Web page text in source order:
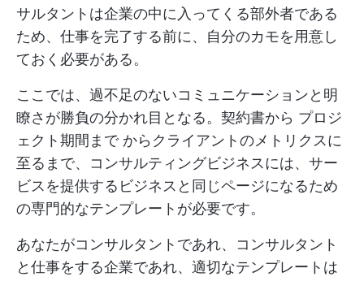
サルタントは企業の中に入ってくる部外者である
ため、仕事を完了する前に、自分のカモを用意し
ておく必要がある。
ここでは、過不足のないコミュニケーションと明
瞭さが勝負の分かれ目となる。契約書から プロジ
ェクト期間までからクライアントのメトリクスに
至るまで、コンサルティングビジネスには、サー
ビスを提供するビジネスと同じページになるため
の専門的なテンプレートが必要です。
あなたがコンサルタントであれ、コンサルタント
と仕事をする企業であれ、適切なテンプレートは